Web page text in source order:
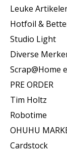
Leuke
Hotfoil &
Studio Light
Diverse
Scrap@Home
PRE ORDER
Tim Holtz
Robotime
OHUHU
Cardstock